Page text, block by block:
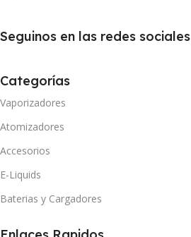
Seguinos en las redes sociales
Categorías
Vaporizadores
Atomizadores
Accesorios
E-Liquids
Baterias y Cargadores